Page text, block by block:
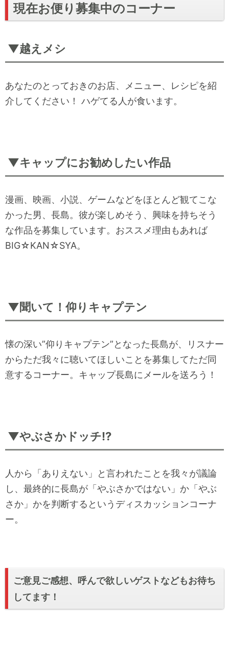
現在お便り募集中のコーナー
▼越えメシ
あなたのとっておきのお店、メニュー、レシピを紹
介してください！ ハゲてる人が食います。
▼キャップにお勧めしたい作品
漫画、映画、小説、ゲームなどをほとんど観てこな
かった男、長島。彼が楽しめそう、興味を持ちそう
な作品を募集しています。おススメ理由もあれば
BIG☆KAN☆SYA。
▼聞いて！仰りキャプテン
懐の深い”仰りキャプテン”となった長島が、リスナー
からただ我々に聴いてほしいことを募集してただ同
意するコーナー。キャップ長島にメールを送ろう！
▼やぶさかドッチ!?
人から「ありえない」と言われたことを我々が議論
し、最終的に長島が「やぶさかではない」か「やぶ
さか」かを判断するというディスカッションコーナ
ー。
ご意見ご感想、呼んで欲しいゲストなどもお待ち
してます！